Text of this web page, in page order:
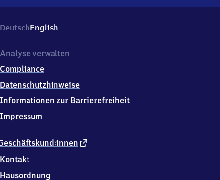
Bahnhofstr.
46,
2
5
2
DeutschEnglish
externer
Kontakt
Hausordnung
Analyse verwalten
Compliance
Datenschutzhinweise
Informationen zur Barrierefreiheit
Impressum